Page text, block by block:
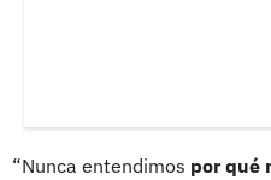
“Nunca entendimos por qué